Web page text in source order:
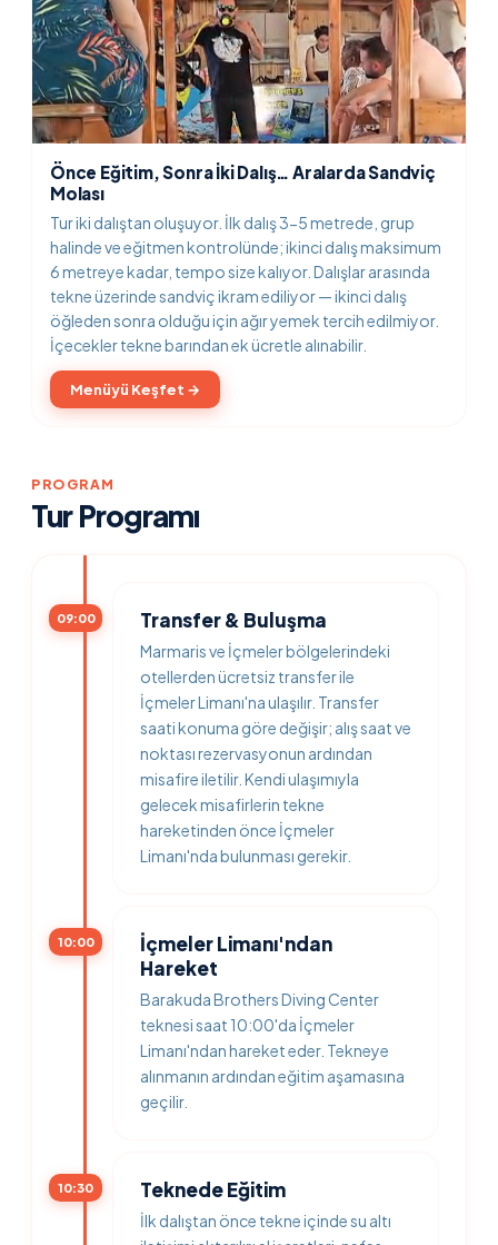
Önce Eğitim, Sonra İki Dalış… Aralarda Sandviç
Molası
Tur iki dalıştan oluşuyor. İlk dalış 3-5 metrede, grup
halinde ve eğitmen kontrolünde; ikinci dalış maksimum
6 metreye kadar, tempo size kalıyor. Dalışlar arasında
tekne üzerinde sandviç ikram ediliyor — ikinci dalış
öğleden sonra olduğu için ağır yemek tercih edilmiyor.
İçecekler tekne barından ek ücretle alınabilir.
Menüyü Keşfet →
PROGRAM
Tur Programı
09:00 Transfer & Buluşma
Marmaris ve İçmeler bölgelerindeki
otellerden ücretsiz transfer ile
İçmeler Limanı'na ulaşılır. Transfer
saati konuma göre değişir; alış saat ve
noktası rezervasyonun ardından
misafire iletilir. Kendi ulaşımıyla
gelecek misafirlerin tekne
hareketinden önce İçmeler
Limanı'nda bulunması gerekir.
10:00
İçmeler Limanı'ndan
Hareket
Barakuda Brothers Diving Center
teknesi saat 10:00'da İçmeler
Limanı'ndan hareket eder. Tekneye
alınmanın ardından eğitim aşamasına
geçilir.
10:30 Teknede Eğitim
İlk dalıştan önce tekne içinde su altı